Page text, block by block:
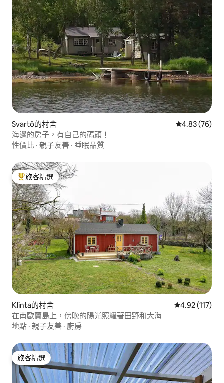
Svartö的村舍 從 76 則評價
4.83 (76)
海邊的房子，有自己的碼頭！
性價比 · 親子友善 · 睡眠品質
旅客精選榜首
旅客精選
Klinta的村舍 從 117 則評價
4.92 (117)
在南歐蘭島上，傍晚的陽光照耀著田野和大海
地點 · 親子友善 · 廚房
旅客精選
旅客精選